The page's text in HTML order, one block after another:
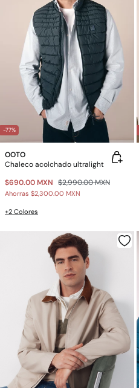
-77%
OOTO
Chaleco acolchado ultralight
$690.00 MXN $2,990.00 MXN
Ahorras $2,300.00 MXN
+2 Colores